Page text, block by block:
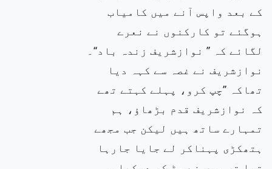
کے بعد واپس آنے میں کامیاب
ہوگئے تو کارکنوں نے نعرے
لگائے کہ ’’ نوازشریف زندہ باد‘‘۔
نوازشریف نے غصہ سے کہہ دیا
تھاکہ ’’چپ کرو، پہلے کہتے تھے
کہ نوازشریف قدم بڑھاؤ، ہم
تمہارے ساتھ ہیں لیکن جب مجھے
ہتھکڑی پہناکر لے جایا جارہا